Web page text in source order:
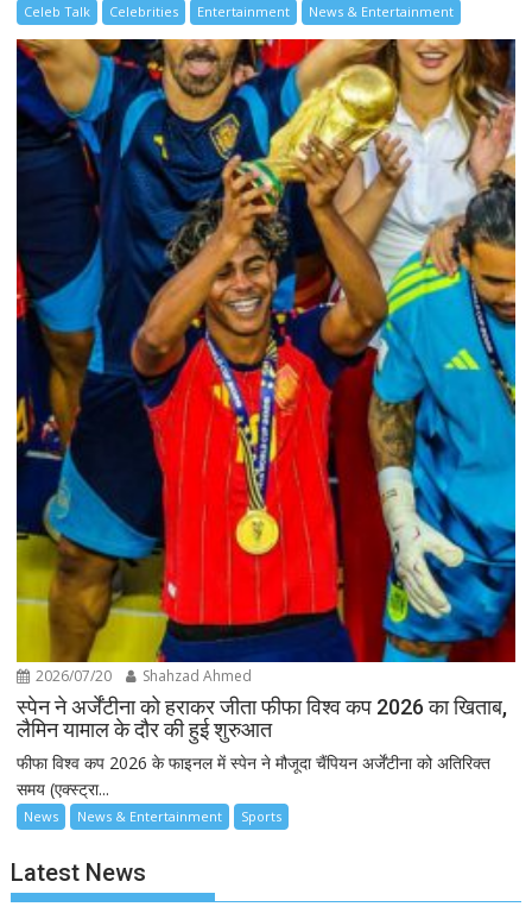
Celeb Talk Celebrities Entertainment News & Entertainment
2026/07/20 Shahzad Ahmed
स्पेन ने अर्जेंटीना को हराकर जीता फीफा विश्व कप 2026 का खिताब,
लैमिन यामाल के दौर की हुई शुरुआत
फीफा विश्व कप 2026 के फाइनल में स्पेन ने मौजूदा चैंपियन अर्जेंटीना को अतिरिक्त
समय (एक्स्ट्रा...
News News & Entertainment Sports
Latest News